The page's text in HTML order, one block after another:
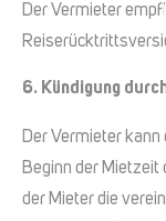
Der Vermieter
6. Kündigung
Der Vermieter
Beginn der Mietzeit
der Mieter die